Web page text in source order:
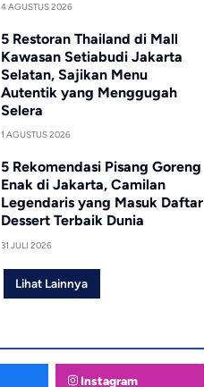
4 AGUSTUS 2026
5 Restoran Thailand di Mall
Kawasan Setiabudi Jakarta
Selatan, Sajikan Menu
Autentik yang Menggugah
Selera
1 AGUSTUS 2026
5 Rekomendasi Pisang Goreng
Enak di Jakarta, Camilan
Legendaris yang Masuk Daftar
Dessert Terbaik Dunia
31 JULI 2026
Lihat Lainnya
Instagram